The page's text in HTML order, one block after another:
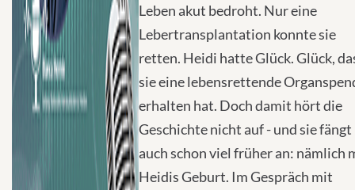
Leben akut bedroht. Nur eine
Lebertransplantation konnte sie
retten. Heidi hatte Glück. Glück,
sie eine lebensrettende
erhalten hat. Doch damit hört die
Geschichte nicht auf - und sie fängt
auch schon viel früher an: nämlich
Heidis Geburt. Im Gespräch mit